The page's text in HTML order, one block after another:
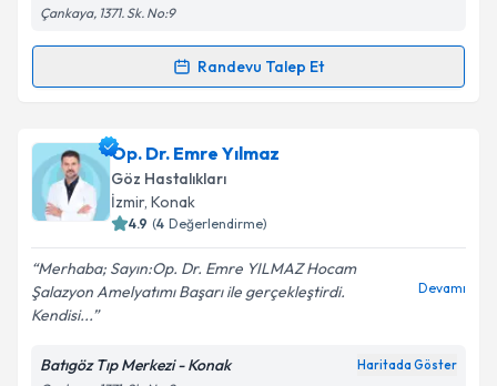
Kişisel verilerimin işlenmesine ilişkin
Metni'ni okudum ve kişisel verilerimin belirtilen
Takvim Talebini Gönder
Çankaya, 1371. Sk. No:9
Randevu Talep Et
Randevu Takvimi Talebi
Doç. Dr. Alper Yazıcıiçin randevu takvimi talebi
oluşturun. Size bu uzmandan randevu almanız için bir
takvim hazırlandığında e-posta ile bilgilendireceğiz.
Metni'ni okudum ve kişisel verilerimin belirtilen
Op. Dr. Emre Yılmaz
Göz Hastalıkları
İzmir, Konak
4.9 (4 Değerlendirme)
Merhaba; Sayın:Op. Dr. Emre YILMAZ Hocam
Şalazyon Amelyatımı Başarı ile gerçekleştirdi.
Kendisi...
Devamı
Batıgöz Tıp Merkezi - Konak Haritada Göster